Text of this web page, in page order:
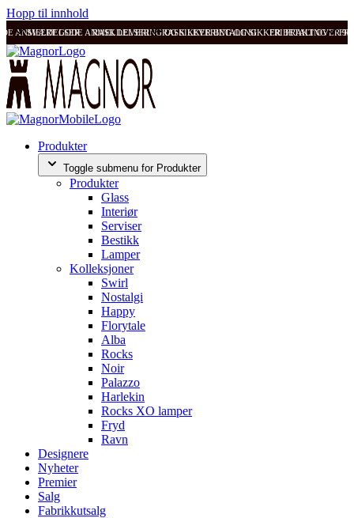
Hopp til innhold
ANMELDELSER RASK LEVERING OG SIKKER BETALING FRI FRAKT OVER
SVÆRT GODE ANMELDELSER RASK LEVERING OG SIKKER BETALING
Produkter
Toggle submenu for Produkter
Produkter
Glass
Interiør
Serviser
Bestikk
Lamper
Kolleksjoner
Swirl
Nostalgi
Happy
Florytale
Alba
Rocks
Noir
Palazzo
Harlekin
Rocks XO lamper
Fryd
Ravn
Designere
Nyheter
Premier
Salg
Fabrikkutsalg